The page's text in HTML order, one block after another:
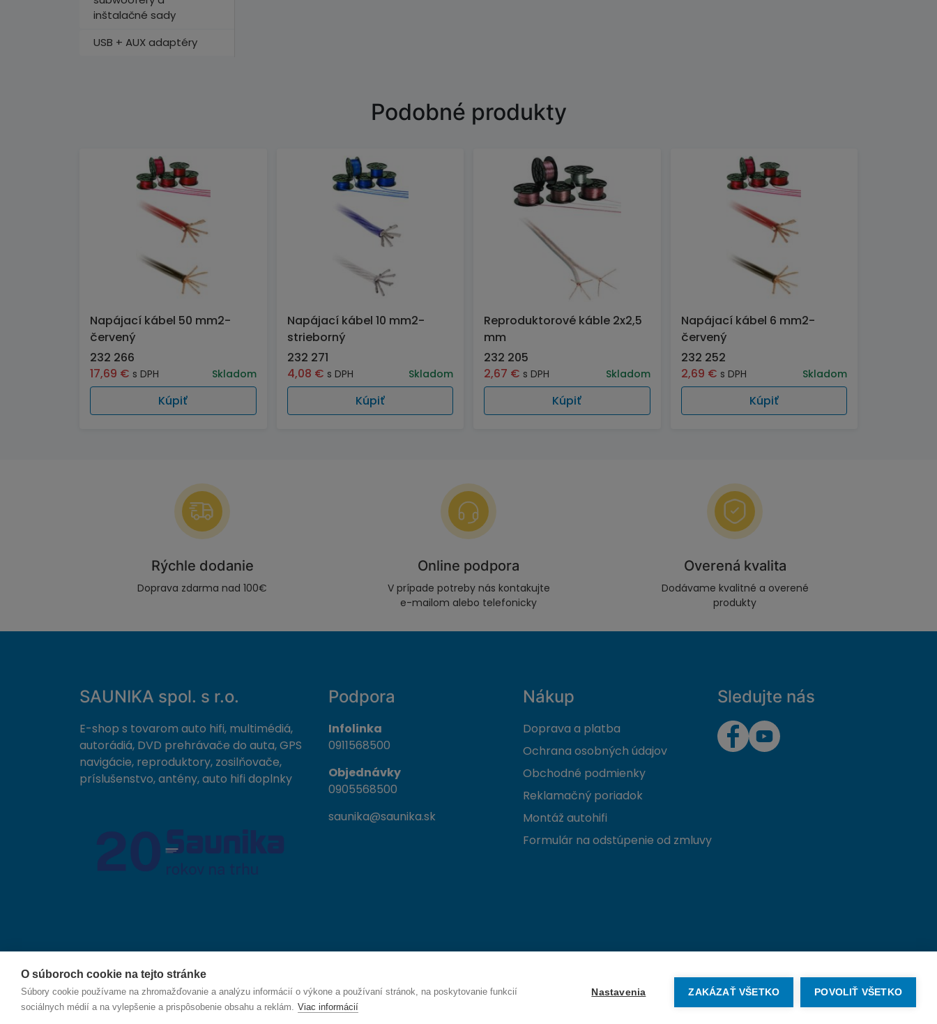
O súboroch cookie na tejto stránke
Súbory cookie používame na zhromažďovanie a analýzu informácií o výkone a používaní stránok, na poskytovanie funkcií
sociálnych médií a na vylepšenie a prispôsobenie obsahu a reklám. Viac informácií
Nastavenia ZAKÁZAŤ VŠETKO POVOLIŤ VŠETKO
inštalačné sady
USB + AUX adaptéry
Podobné produkty
Napájací kábel 50 mm2-
červený
232 266
17,69 € s DPH Skladom
Kúpiť
Napájací kábel 10 mm2-
strieborný
232 271
4,08 € s DPH Skladom
Kúpiť
Reproduktorové káble 2x2,5
mm
232 205
2,67 € s DPH Skladom
Kúpiť
Napájací kábel 6 mm2-
červený
232 252
2,69 € s DPH Skladom
Kúpiť
Rýchle dodanie
Doprava zdarma nad 100€
Online podpora
V prípade potreby nás kontakujte
e-mailom alebo telefonicky
Overená kvalita
Dodávame kvalitné a overené
produkty
SAUNIKA spol. s r.o.
E-shop s tovarom auto hifi, multimédiá,
autorádiá, DVD prehrávače do auta, GPS
navigácie, reproduktory, zosilňovače,
príslušenstvo, antény, auto hifi doplnky
Podpora
Infolinka
0911568500
Objednávky
0905568500
saunika@saunika.sk
Nákup
Doprava a platba
Ochrana osobných údajov
Obchodné podmienky
Reklamačný poriadok
Montáž autohifi
Formulár na odstúpenie od zmluvy
Sledujte nás
© 2026 SAUNIKA spol. s r.o. Zlatovská 1783, 911 05 Trenčín Vytvorené na mieru oddenva.sk
Právo na odstúpenie od zmluvy — odoslať žiadosť o odstúpenie